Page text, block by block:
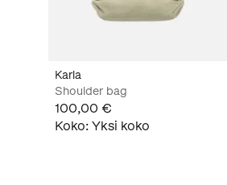
Karla
Shoulder bag
100,00 €
Koko: Yksi koko